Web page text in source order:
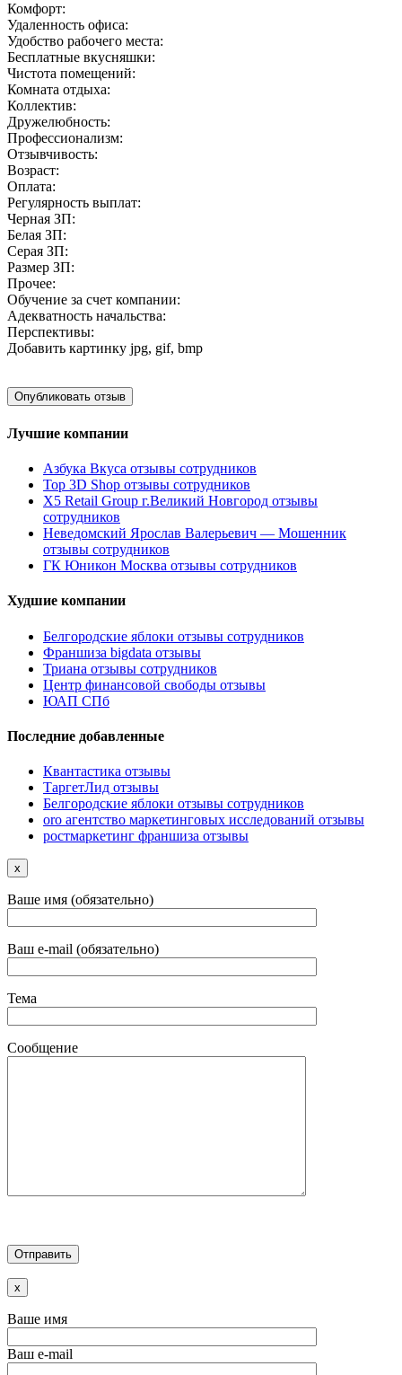
Комфорт:
Удаленность офиса:
Удобство рабочего места:
Бесплатные вкусняшки:
Чистота помещений:
Комната отдыха:
Коллектив:
Дружелюбность:
Профессионализм:
Отзывчивость:
Возраст:
Оплата:
Регулярность выплат:
Черная ЗП:
Белая ЗП:
Серая ЗП:
Размер ЗП:
Прочее:
Обучение за счет компании:
Адекватность начальства:
Перспективы:
Добавить картинку jpg, gif, bmp
Лучшие компании
Азбука Вкуса отзывы сотрудников
Top 3D Shop отзывы сотрудников
X5 Retail Group г.Великий Новгород отзывы
сотрудников
Неведомский Ярослав Валерьевич — Мошенник
отзывы сотрудников
ГК Юникон Москва отзывы сотрудников
Худшие компании
Белгородские яблоки отзывы сотрудников
Франшиза bigdata отзывы
Триана отзывы сотрудников
Центр финансовой свободы отзывы
ЮАП СПб
Последние добавленные
Квантастика отзывы
ТаргетЛид отзывы
Белгородские яблоки отзывы сотрудников
oro агентство маркетинговых исследований отзывы
ростмаркетинг франшиза отзывы
x
Ваше имя (обязательно)
Ваш e-mail (обязательно)
Тема
Сообщение
x
Ваше имя
Ваш e-mail